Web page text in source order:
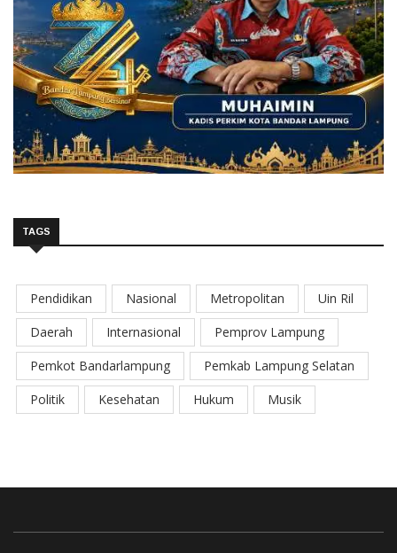
TAGS
Pendidikan Nasional Metropolitan
Uin Ril
Daerah
Internasional
Pemprov Lampung
Pemkot Bandarlampung
Pemkab Lampung Selatan
Politik
Kesehatan Hukum Musik